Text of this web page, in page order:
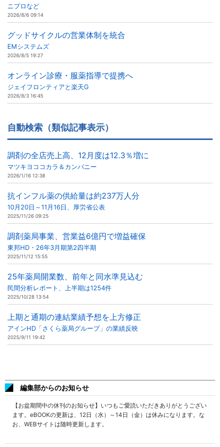
ニプロなど
2026/8/6 09:14
グッドサイクルの営業体制を統合
EMシステムズ
2026/8/5 19:27
オンライン診療・服薬指導で提携へ
ジェイフロンティアと楽天G
2026/8/3 16:45
自動検索（類似記事表示）
調剤の全店売上高、12月度は12.3％増に
マツキヨココカラ＆カンパニー
2026/1/16 12:38
抗インフル薬の供給量は約237万人分
10月20日～11月16日、厚労省公表
2025/11/26 09:25
調剤薬局事業、営業益6億円で増益確保
東邦HD・26年3月期第2四半期
2025/11/12 15:55
25年薬局開業数、前年と同水準見込む
民間分析レポート、上半期は1254件
2025/10/28 13:54
上期と通期の連結業績予想を上方修正
アインHD「さくら薬局グループ」の業績反映
2025/9/11 19:42
編集部からのお知らせ
【お盆期間中の休刊のお知らせ】いつもご愛読いただきありがとうござい
ます。eBOOKの更新は、12日（水）～14日（金）は休みになります。な
お、WEBサイトは随時更新します。